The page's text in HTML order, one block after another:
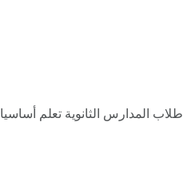
المدارس الثانوية تعلم